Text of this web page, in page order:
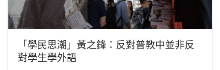
「學民思潮」黃之鋒：反對普教中並非反
對學生學外語